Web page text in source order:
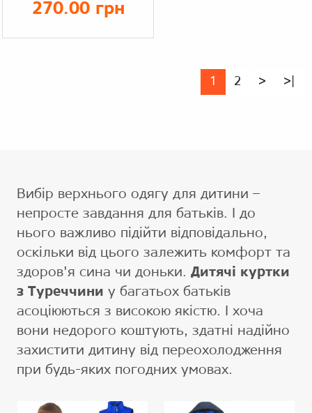
270.00 грн
1 2 > >|
Вибір верхнього одягу для дитини –
непросте завдання для батьків. І до
нього важливо підійти відповідально,
оскільки від цього залежить комфорт та
здоров'я сина чи доньки. Дитячі куртки
з Туреччини у багатьох батьків
асоціюються з високою якістю. І хоча
вони недорого коштують, здатні надійно
захистити дитину від переохолодження
при будь-яких погодних умовах.